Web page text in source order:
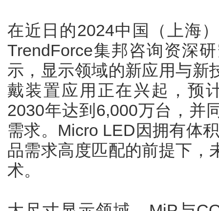
在近日的2024中国（上海
TrendForce集邦咨询资深
示，显示领域的新应用与新
戴装置应用正在兴起，预
2030年达到6,000万台，并
需求。Micro LED因拥有体
品需求高度匹配的前提下，
术。